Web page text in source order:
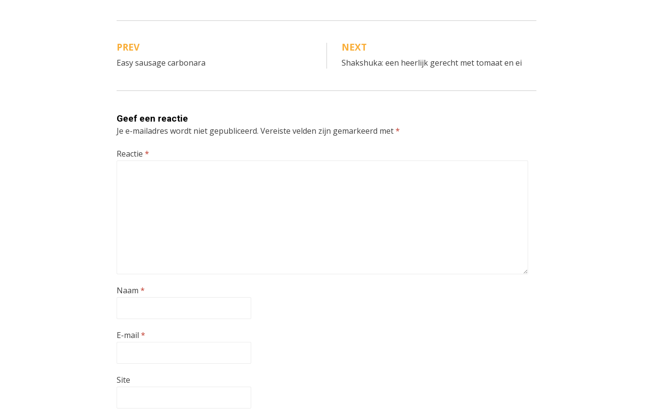
Bericht
navigatie
PREV
Easy sausage carbonara
NEXT
Shakshuka: een heerlijk gerecht met tomaat en ei
Geef een reactie
Je e-mailadres wordt niet gepubliceerd. Vereiste velden zijn gemarkeerd met*
Reactie *
Naam *
E-mail *
Site